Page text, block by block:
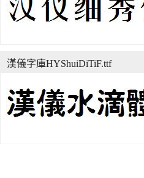
漢儀字庫HYShuiDiTiF.ttf